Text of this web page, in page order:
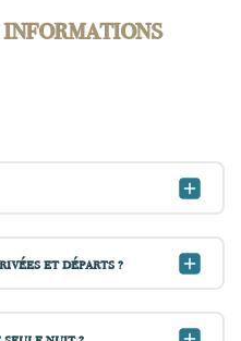
et départs ?